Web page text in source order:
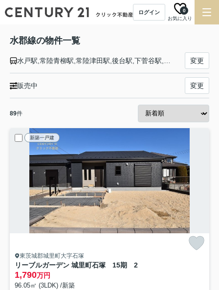
ログイン
お気に入り
0
水郡線の物件一覧
変更
販売中 変更
89件
新築一戸建
東茨城郡城里町大字石塚
リーブルガーデン 城里町石塚 15期 2
1,790万円
96.05㎡ (3LDK) /新築